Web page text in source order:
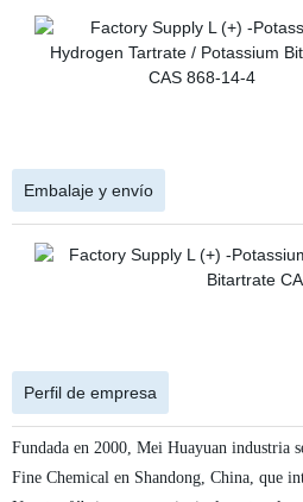
Embalaje y envío
Perfil de empresa
Fundada en 2000, Mei Huayuan industria
Fine Chemical en Shandong, China, que